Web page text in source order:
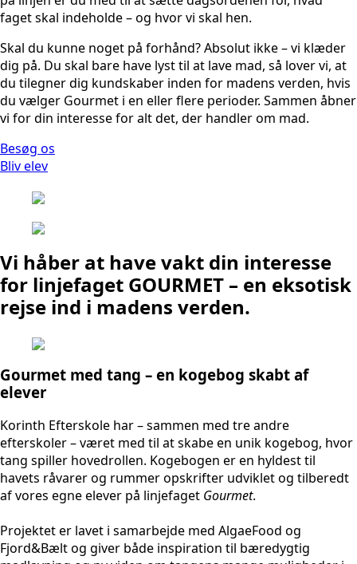
faget skal indeholde – og hvor vi skal hen.
Skal du kunne noget på forhånd? Absolut ikke – vi klæder
dig på. Du skal bare have lyst til at lave mad, så lover vi, at
du tilegner dig kundskaber inden for madens verden, hvis
du vælger Gourmet i en eller flere perioder. Sammen åbner
vi for din interesse for alt det, der handler om mad.
Besøg os
Bliv elev
Vi håber at have vakt din interesse
for linjefaget GOURMET – en eksotisk
rejse ind i madens verden.
Gourmet med tang – en kogebog skabt af
elever
Korinth Efterskole har – sammen med tre andre
efterskoler – været med til at skabe en unik kogebog, hvor
tang spiller hovedrollen. Kogebogen er en hyldest til
havets råvarer og rummer opskrifter udviklet og tilberedt
af vores egne elever på linjefaget Gourmet.
Projektet er lavet i samarbejde med AlgaeFood og
Fjord&Bælt og giver både inspiration til bæredygtig